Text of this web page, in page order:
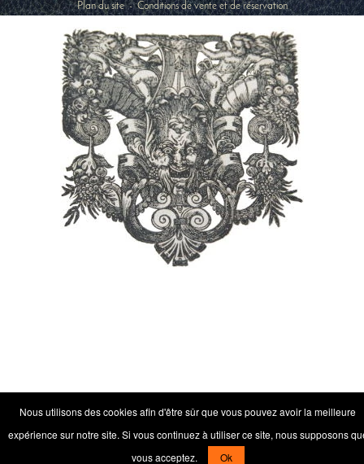
Plan du site-Conditions de vente et de réservation
Nous utilisons des cookies afin d'être sûr que vous pouvez avoir la meilleure
expérience sur notre site. Si vous continuez à utiliser ce site, nous supposons
vous acceptez.
Ok